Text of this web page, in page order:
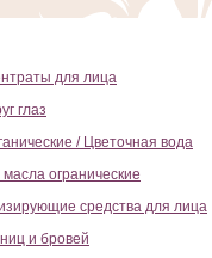
для лица
глаз
/ Цветочная вода
огранические
средства для лица
и бровей